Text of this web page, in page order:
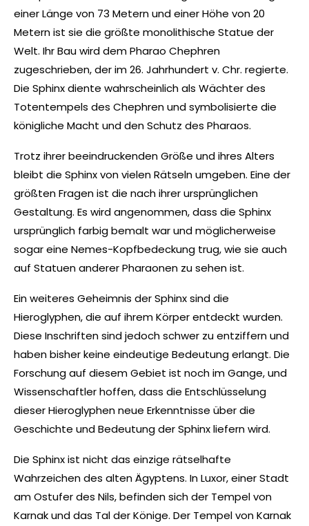
einer Länge von 73 Metern und einer Höhe von 20
Metern ist sie die größte monolithische Statue der
Welt. Ihr Bau wird dem Pharao Chephren
zugeschrieben, der im 26. Jahrhundert v. Chr. regierte.
Die Sphinx diente wahrscheinlich als Wächter des
Totentempels des Chephren und symbolisierte die
königliche Macht und den Schutz des Pharaos.
Trotz ihrer beeindruckenden Größe und ihres Alters
bleibt die Sphinx von vielen Rätseln umgeben. Eine der
größten Fragen ist die nach ihrer ursprünglichen
Gestaltung. Es wird angenommen, dass die Sphinx
ursprünglich farbig bemalt war und möglicherweise
sogar eine Nemes-Kopfbedeckung trug, wie sie auch
auf Statuen anderer Pharaonen zu sehen ist.
Ein weiteres Geheimnis der Sphinx sind die
Hieroglyphen, die auf ihrem Körper entdeckt wurden.
Diese Inschriften sind jedoch schwer zu entziffern und
haben bisher keine eindeutige Bedeutung erlangt. Die
Forschung auf diesem Gebiet ist noch im Gange, und
Wissenschaftler hoffen, dass die Entschlüsselung
dieser Hieroglyphen neue Erkenntnisse über die
Geschichte und Bedeutung der Sphinx liefern wird.
Die Sphinx ist nicht das einzige rätselhafte
Wahrzeichen des alten Ägyptens. In Luxor, einer Stadt
am Ostufer des Nils, befinden sich der Tempel von
Karnak und das Tal der Könige. Der Tempel von Karnak